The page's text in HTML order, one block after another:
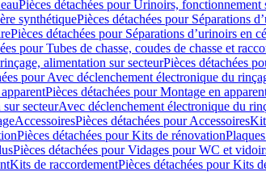
Pièces détachées pour Urinoirs, fonctionnement
synthétiquePièces détachées pour Séparations
Pièces détachées pour Séparations d’urinoirs en
pour Tubes de chasse, coudes de chasse et
alimentation sur secteurPièces détachées
pour Avec déclenchement électronique du
Pièces détachées pour Montage en
secteurAvec déclenchement électronique du
AccessoiresPièces détachées pour Accessoires
Pièces détachées pour Kits de rénovation
Pièces détachées pour Vidages pour WC et
Kits de raccordementPièces détachées pour Kits